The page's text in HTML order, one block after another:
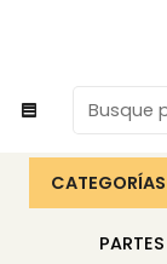
CATEGORÍAS